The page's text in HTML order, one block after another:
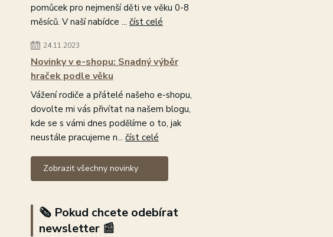
pomůcek pro nejmenší děti ve věku 0-8
měsíců. V naší nabídce ... číst celé
24.11.2023
Novinky v e-shopu: Snadný výběr
hraček podle věku
Vážení rodiče a přátelé našeho e-shopu,
dovolte mi vás přivítat na našem blogu,
kde se s vámi dnes podělíme o to, jak
neustále pracujeme n... číst celé
Zobrazit všechny novinky
🗞️ Pokud chcete odebírat
newsletter 📰